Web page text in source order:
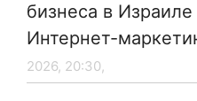
бизнеса в Израиле
Интернет-
2026, 20:30,